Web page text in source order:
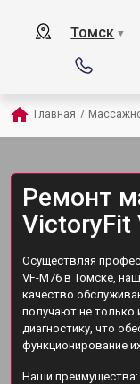
Томск ▼
Главная /
Ремонт
VictoryFit
Осуществляя
VF-M76 в Томске,
качество
получают не только
диагностику, что
функционирование
Наши преимущества: